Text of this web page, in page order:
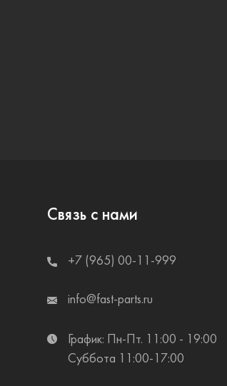
Связь с нами
+7 (965) 00-11-999
info@fast-parts.ru
График: Пн-Пт. 11:00 - 19:00
Суббота 11:00-17:00